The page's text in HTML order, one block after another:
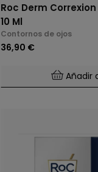
Roc Derm
10 Ml
Contornos de ojos
36,90 €
Añadir